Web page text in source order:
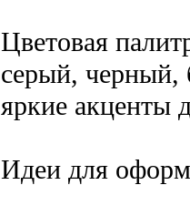
Цветовая
серый, черный,
яркие акценты
Идеи для